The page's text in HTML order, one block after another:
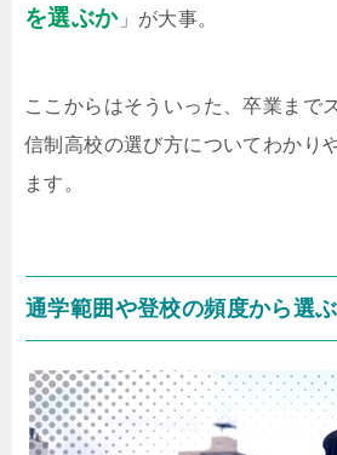
を選ぶか」が大事。
ここからはそういった、卒業まで
信制高校の選び方についてわかり
ます。
通学範囲や登校の頻度から選ぶ